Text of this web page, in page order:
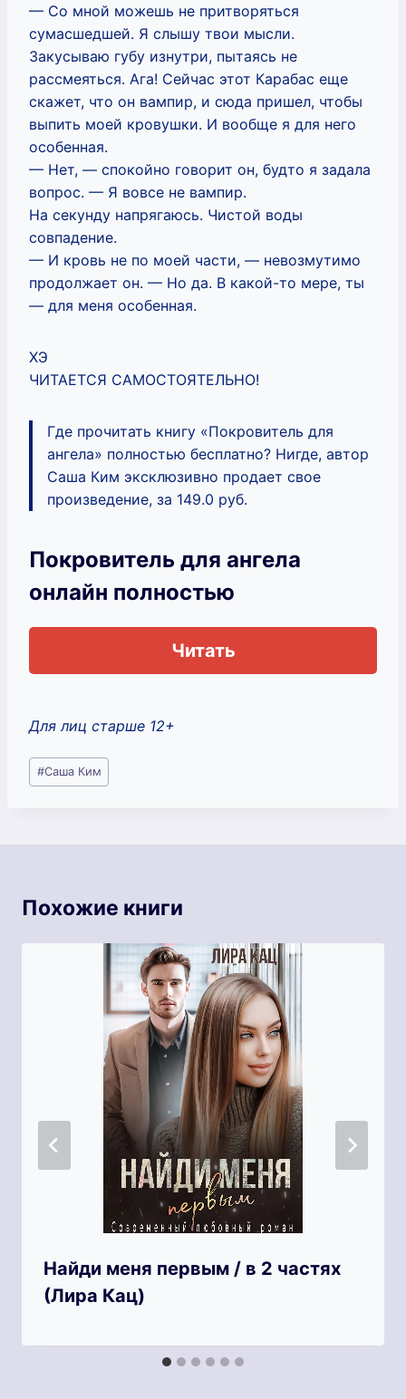
— Со мной можешь не притворяться
сумасшедшей. Я слышу твои мысли.
Закусываю губу изнутри, пытаясь не
рассмеяться. Ага! Сейчас этот Карабас еще
скажет, что он вампир, и сюда пришел, чтобы
выпить моей кровушки. И вообще я для него
особенная.
— Нет, — спокойно говорит он, будто я задала
вопрос. — Я вовсе не вампир.
На секунду напрягаюсь. Чистой воды
совпадение.
— И кровь не по моей части, — невозмутимо
продолжает он. — Но да. В какой-то мере, ты
— для меня особенная.
ХЭ
ЧИТАЕТСЯ САМОСТОЯТЕЛЬНО!
Где прочитать книгу «Покровитель для
ангела» полностью бесплатно? Нигде, автор
Саша Ким эксклюзивно продает свое
произведение, за 149.0 руб.
Покровитель для ангела
онлайн полностью
Читать
Для лиц старше 12+
Метки
записи:
#Саша Ким
Похожие книги
Найди меня первым / в 2 частях
(Лира Кац)